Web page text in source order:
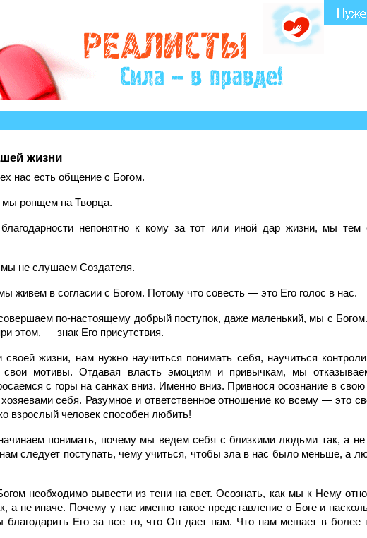
авторы которых остро нуждаются в Вашем участии и
жизни
нас есть общение с Богом.
ропщем на Творца.
непонятно к кому за тот или иной дар жизни, мы
не слушаем Создателя.
живем в согласии с Богом. Потому что совесть — это Его голос в нас.
по-настоящему добрый поступок, даже маленький, мы с
этом, — знак Его присутствия.
жизни, нам нужно научиться понимать себя, научиться
свои мотивы. Отдавая власть эмоциям и привычкам, мы
с горы на санках вниз. Именно вниз. Привнося осознание в свою
себя. Разумное и ответственное отношение ко всему — это
взрослый человек способен любить!
понимать, почему мы ведем себя с близкими людьми так, а не
следует поступать, чему учиться, чтобы зла в нас было меньше, а
необходимо вывести из тени на свет. Осознать, как мы к Нему
не иначе. Почему у нас именно такое представление о Боге и
Его за все то, что Он дает нам. Что нам мешает в более